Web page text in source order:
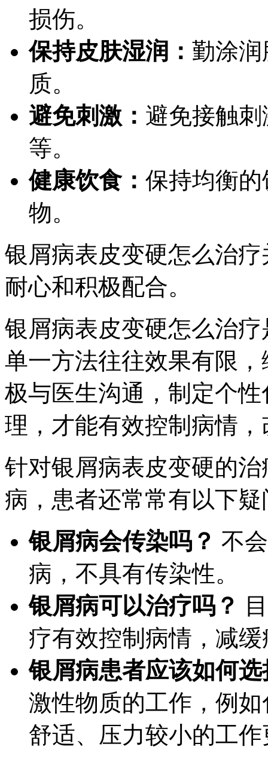
损伤。
保持皮肤湿润： 勤涂
质。
避免刺激： 避免接触
等。
健康饮食： 保持均衡
物。
银屑病表皮变硬怎么治
耐心和积极配合。
银屑病表皮变硬怎么治
单一方法往往效果有限
极与医生沟通，制定个
理，才能有效控制病情
针对银屑病表皮变硬的
病，患者还常常有以下疑
银屑病会传染吗？ 不
病，不具有传染性。
银屑病可以治疗吗？
疗有效控制病情，减
银屑病患者应该如何
激性物质的工作，例
舒适、压力较小的工